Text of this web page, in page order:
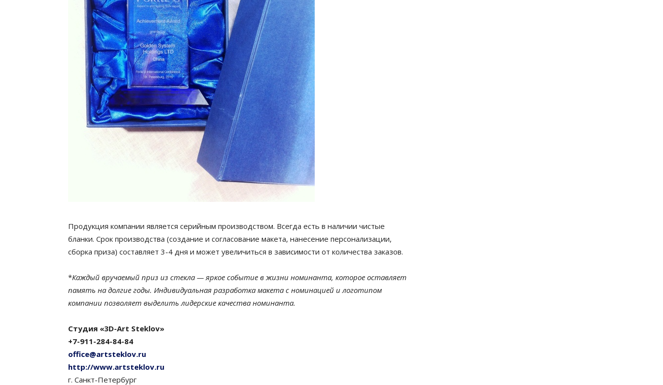
Продукция компании является серийным производством. Всегда есть в наличии чистые
бланки. Срок производства (создание и согласование макета, нанесение персонализации,
сборка приза) составляет 3-4 дня и может увеличиться в зависимости от количества заказов.
*Каждый вручаемый приз из стекла — яркое событие в жизни номинанта, которое оставляет
память на долгие годы. Индивидуальная разработка макета с номинацией и логотипом
компании позволяет выделить лидерские качества номинанта.
Студия «3D-Art Steklov»
+7-911-284-84-84
office@artsteklov.ru
http://www.artsteklov.ru
г. Санкт-Петербург